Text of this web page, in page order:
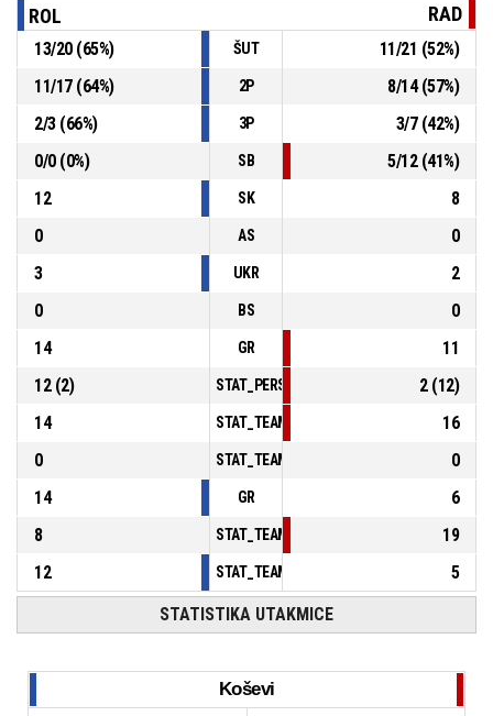
P4 01:55 , slobodno bacanje 1 od 2 promašaj
P4 01:55 12, Dora Perčić , Pretrpljeni prekršaj
9, Ema Fejzić , osobna pogreška 01:55
ROL RAD
13/20(65%) ŠUT 11/21 (52%)
11/17(64%) 2P 8/14(57%)
2/3(66%) 3P 3/7(42%)
0/0(0%) SB 5/12(41%)
12
SK
8
0
AS
0
3
UKR
2
0
BS
0
14
GR
11
12(2) 2(12)
14
16
0
0
14
GR
6
8
19
12
5
STATISTIKA UTAKMICE
Koševi